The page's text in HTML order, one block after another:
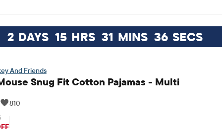
2 DAYS 15 HRS 31 MINS 35 SECS
And Friends
Snug Fit Cotton Pajamas - Multi
810
original: $34.95